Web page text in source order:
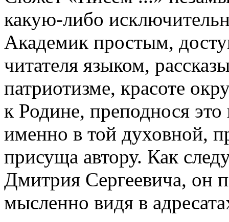
какую-либо
Академик простым,
читателя языком,
патриотизме, красоте
к Родине, преподнося это
именно в той духовной,
присуща автору. Как
Дмитрия Сергеевича, он
мысленно видя в